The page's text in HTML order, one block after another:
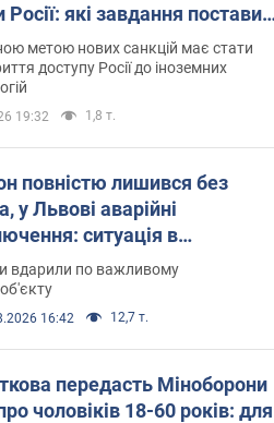
Росії: які завдання поставив
Фото
метою нових санкцій має стати
доступу Росії до іноземних
19:32 1,8 т.
повністю лишився без
у Львові аварійні
ситуація в
6 серпня
вдарили по важливому
16:42 12,7 т.
передасть Міноборони
чоловіків 18-60 років: для